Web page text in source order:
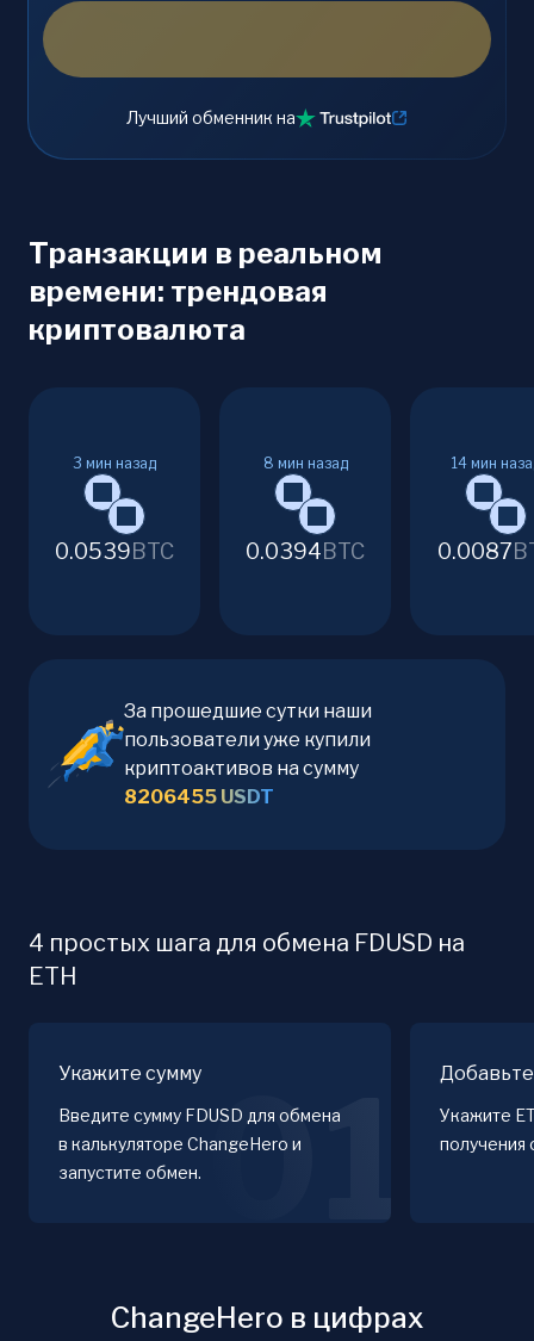
Лучший обменник на
Транзакции в реальном
времени: трендовая
криптовалюта
3 мин назад
0.0539BTC
8 мин назад
0.0394BTC
14 мин
0.0087
За прошедшие сутки наши
пользователи уже купили
криптоактивов на сумму
8206455 USDT
4 простых шага для обмена FDUSD на
ETH
Укажите сумму
Введите сумму FDUSD для обмена
в калькуляторе ChangeHero и
запустите обмен. 01
Укажите
получения
ChangeHero в цифрах